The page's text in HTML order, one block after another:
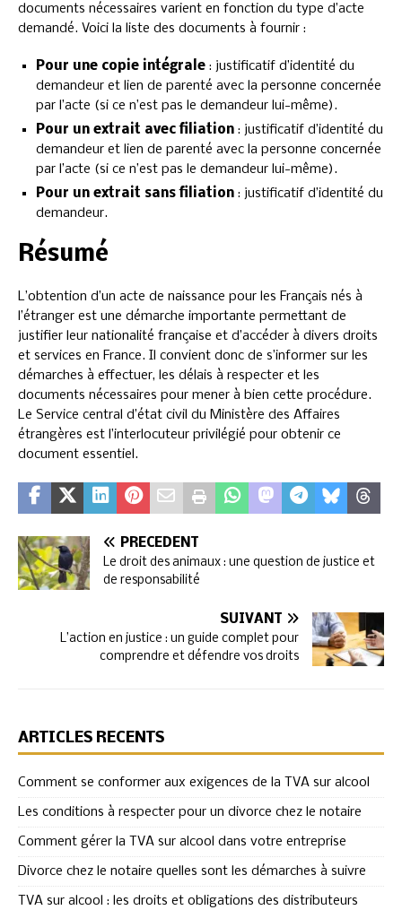
documents nécessaires varient en fonction du type d’acte
demandé. Voici la liste des documents à fournir :
Pour une copie intégrale : justificatif d’identité du
demandeur et lien de parenté avec la personne concernée
par l’acte (si ce n’est pas le demandeur lui-même).
Pour un extrait avec filiation : justificatif d’identité du
demandeur et lien de parenté avec la personne concernée
par l’acte (si ce n’est pas le demandeur lui-même).
Pour un extrait sans filiation : justificatif d’identité du
demandeur.
Résumé
L’obtention d’un acte de naissance pour les Français nés à
l’étranger est une démarche importante permettant de
justifier leur nationalité française et d’accéder à divers droits
et services en France. Il convient donc de s’informer sur les
démarches à effectuer, les délais à respecter et les
documents nécessaires pour mener à bien cette procédure.
Le Service central d’état civil du Ministère des Affaires
étrangères est l’interlocuteur privilégié pour obtenir ce
document essentiel.
PRÉCÉDENT
Le droit des animaux : une question de justice et
de responsabilité
SUIVANT
L’action en justice : un guide complet pour
comprendre et défendre vos droits
ARTICLES RÉCENTS
Comment se conformer aux exigences de la TVA sur alcool
Les conditions à respecter pour un divorce chez le notaire
Comment gérer la TVA sur alcool dans votre entreprise
Divorce chez le notaire quelles sont les démarches à suivre
TVA sur alcool : les droits et obligations des distributeurs